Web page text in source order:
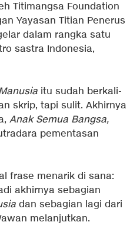
Titimangsa Foundation
Yayasan Titian Penerus
dalam rangka satu
sastra Indonesia,
itu sudah berkali-
skrip, tapi sulit. Akhirnya
Anak Semua Bangsa,
pementasan
frase menarik di sana:
akhirnya sebagian
dan sebagian lagi dari
melanjutkan.